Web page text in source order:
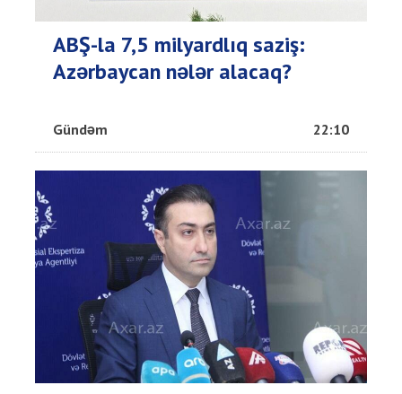
ABŞ-la 7,5 milyardlıq saziş:
Azərbaycan nələr alacaq?
Gündəm 22:10